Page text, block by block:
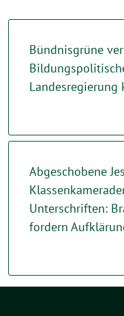
Bündnisgrüne
Landesregierung
Abgeschobene
Unterschriften:
fordern